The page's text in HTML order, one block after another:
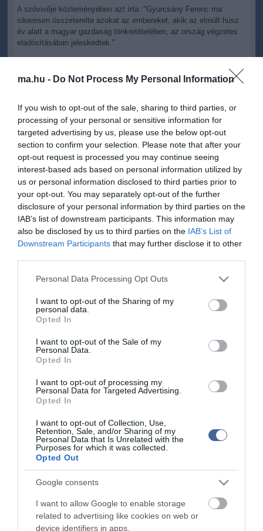
ma.hu - Do Not Process My Personal Information
If you wish to opt-out of the sale, sharing to third parties, or
processing of your personal or sensitive information for
targeted advertising by us, please use the below opt-out
section to confirm your selection. Please note that after your
opt-out request is processed you may continue seeing
interest-based ads based on personal information utilized by
us or personal information disclosed to third parties prior to
your opt-out. You may separately opt-out of the further
disclosure of your personal information by third parties on the
IAB’s list of downstream participants. This information may
also be disclosed by us to third parties on the IAB’s List of
Downstream Participants that may further disclose it to other
Please note that this website/app uses one or more Google
not limited to your visit or usage behaviour. You may click to
grant or deny consent to Google and its third-party tags to
use your data for below specified purposes in below Google
consent section.
Personal Data Processing Opt Outs
I want to opt-out of the Sharing of my
personal data.
Opted In
I want to opt-out of the Sale of my
Personal Data.
Opted In
I want to opt-out of processing my
Personal Data for Targeted Advertising.
Opted In
I want to opt-out of Collection, Use,
Retention, Sale, and/or Sharing of my
Personal Data that Is Unrelated with the
Purposes for which it was collected.
Opted Out
Google consents
I want to allow Google to enable storage
related to advertising like cookies on web or
device identifiers in apps.
A szóvivője közleményében azt írta: "Gyurcsány Ferenc ma
sikeresen összeterelte azokat az embereket, akik az elmúlt húsz
év alatt a magyar gazdaság tönkretételében, az ország végzetes
eladósításában jeleskedtek."
pénzügyminisztere, Békesi László és Bokros Lajos is
gazdaságpolitikai fordulatot és reformokat sürgetett a
A volt kormányfő az általa vezetett párt rendezvényén egyebek
között azt mondta, az ország problémáit a magyaroknak kell
megoldaniuk, nem szabad azt várni, hogy kívülről, nemzetközi
szervezetek döntsenek a jövőjéről, arról, hogy merre menjen
Magyarország, továbbá a kormányfő személyéről is az itt élőknek
kell határozniuk, ez a szuverenitás része.
Figyelem! A cikkhez hozzáfűzött hozzászólások nem a
tükrözik. A szerkesztőség mindössze a hírek publikációjával foglalkozik, a
Kérjük, kulturáltan, mások személyiségi jogainak és jó hírnevének tiszteletben
Izrael nem vonul ki Gázából
Három érmet szereztek a magyarok a világ egyik
Latorcai Csaba: a KDNP pályázati úton választja ki
delegáltját a Médiatanácsba
Egész héten meleg, napos idő várható
Planetárium jövőjéről
Vegyszeradagolási probléma miatt kórházba került az Igali
Gyógyfürdő több vendége